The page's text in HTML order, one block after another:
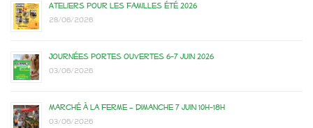
Ateliers pour les familles été 2026
28/06/2026
Journées portes ouvertes 6-7 juin 2026
03/06/2026
Marché à la ferme – dimanche 7 juin 10h-18h
03/06/2026